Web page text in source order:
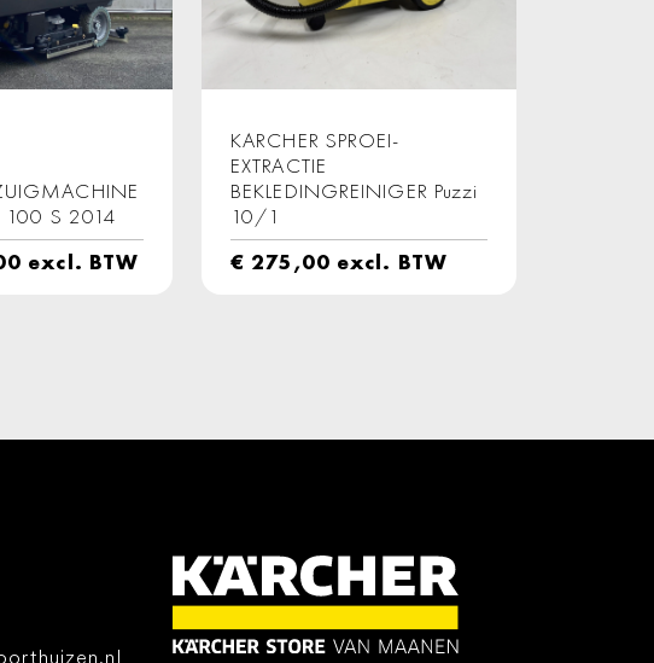
100 S 2014
excl. BTW
KARCHER SPROEI-
EXTRACTIE
BEKLEDINGREINIGER Puzzi
10/1
€ 275,00 excl. BTW